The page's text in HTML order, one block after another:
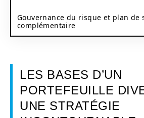
Gouvernance du risque et plan de
complémentaire
LES BASES D’UN
PORTEFEUILLE
UNE STRATÉGIE